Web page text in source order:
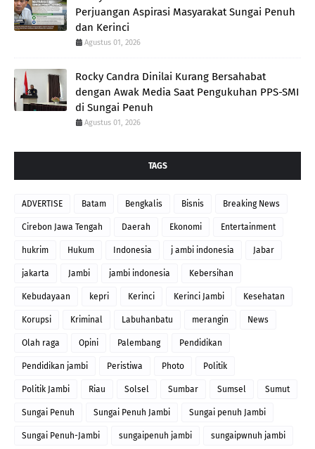
Perjuangan Aspirasi Masyarakat Sungai Penuh
dan Kerinci
Agustus 01, 2026
Rocky Candra Dinilai Kurang Bersahabat
dengan Awak Media Saat Pengukuhan PPS-SMI
di Sungai Penuh
Agustus 01, 2026
TAGS
ADVERTISE Batam Bengkalis Bisnis Breaking News
Cirebon Jawa Tengah Daerah Ekonomi Entertainment
hukrim Hukum Indonesia j ambi indonesia Jabar
jakarta Jambi jambi indonesia Kebersihan
Kebudayaan kepri Kerinci Kerinci Jambi Kesehatan
Korupsi Kriminal Labuhanbatu merangin News
Olah raga Opini Palembang Pendidikan
Pendidikan jambi Peristiwa Photo Politik
Politik Jambi Riau Solsel Sumbar Sumsel Sumut
Sungai Penuh Sungai Penuh Jambi Sungai penuh Jambi
Sungai Penuh-Jambi sungaipenuh jambi sungaipwnuh jambi